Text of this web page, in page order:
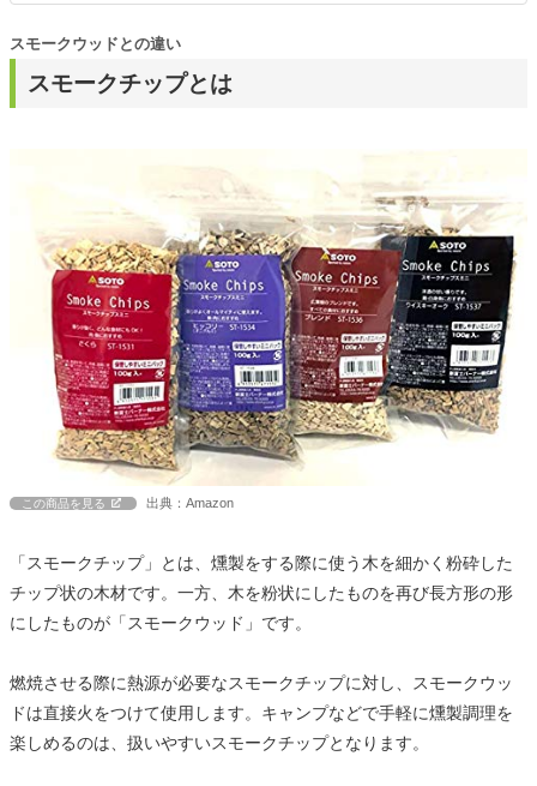
スモークチップとは
スモークウッドとの違い
この商品を見る 出典：Amazon
「スモークチップ」とは、燻製をする際に使う木を細かく粉砕した
チップ状の木材です。一方、木を粉状にしたものを再び長方形の形
にしたものが「スモークウッド」です。
燃焼させる際に熱源が必要なスモークチップに対し、スモークウッ
ドは直接火をつけて使用します。キャンプなどで手軽に燻製調理を
楽しめるのは、扱いやすいスモークチップとなります。